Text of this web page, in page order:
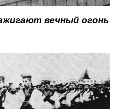
вечный огонь